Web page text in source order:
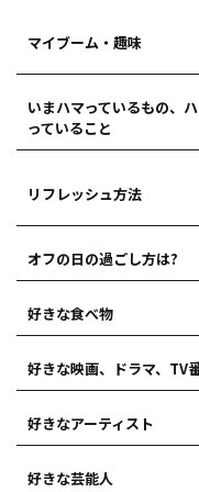
マイブーム・趣味
いまハマっているもの、
っていること
リフレッシュ方法
オフの日の過ごし方は?
好きな食べ物
好きな映画、ドラマ、TV
好きなアーティスト
好きな芸能人